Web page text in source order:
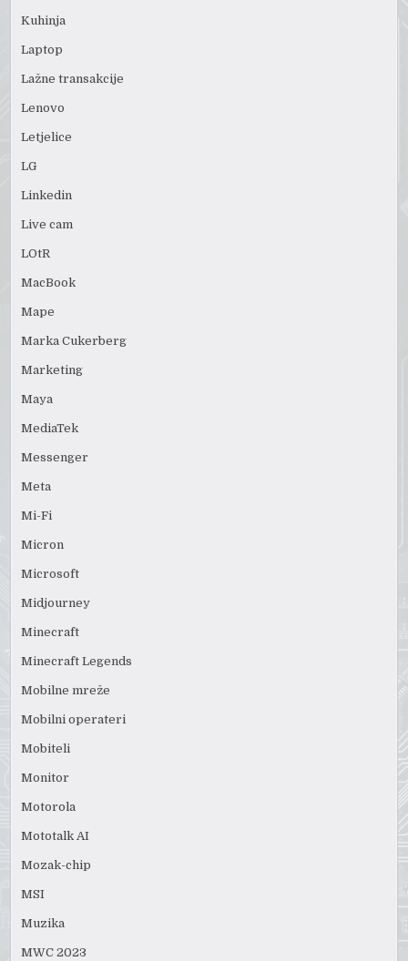
Kuhinja
Laptop
Lažne transakcije
Lenovo
Letjelice
LG
Linkedin
Live cam
LOtR
MacBook
Mape
Marka Cukerberg
Marketing
Maya
MediaTek
Messenger
Meta
Mi-Fi
Micron
Microsoft
Midjourney
Minecraft
Minecraft Legends
Mobilne mreže
Mobilni operateri
Mobiteli
Monitor
Motorola
Mototalk AI
Mozak-chip
MSI
Muzika
MWC 2023